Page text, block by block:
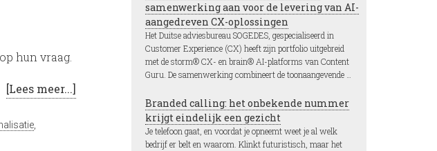
hun vraag.
[Lees meer...]
samenwerking aan voor de levering van AI-
aangedreven CX-oplossingen
Het Duitse adviesbureau SOGEDES, gespecialiseerd in
Customer Experience (CX) heeft zijn portfolio uitgebreid
met de storm® CX- en brain® AI-platforms van Content
Guru. De samenwerking combineert de toonaangevende …
Branded calling: het onbekende nummer
krijgt eindelijk een gezicht
Je telefoon gaat, en voordat je opneemt weet je al welk
bedrijf er belt en waarom. Klinkt futuristisch, maar het